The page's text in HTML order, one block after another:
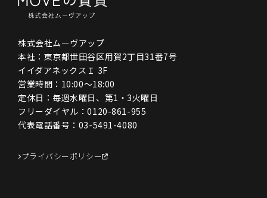
株式会社ムーヴアップ
本社：東京都世田谷区用賀2丁目31番7号
イイダアネックスＩ 3F
営業時間：10:00〜18:00
定休日：毎週水曜日、第1・3火曜日
フリーダイヤル：0120-861-955
代表電話番号： 03-5491-4080
プライバシーポリシー